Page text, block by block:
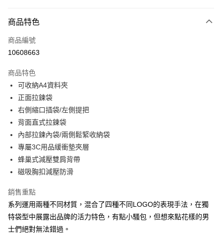
信用卡一次付款
超商取貨付款
Apple Pay
街口支付
悠遊付
大哥付你分期
相關說明
【大哥付你分期使用說明】
1.本服務由台灣大哥大提供，台灣大哥大用戶可立即使用無須另外申請。
流程，驗證手機門號後，選擇欲分期的期數、繳款截止日，確認付款後即完
成交易。
3.實際核准額度、可分期數及費用金額請依後續交易確認頁面所載為準。
4.訂單成立30分鐘內，如未前往確認交易或遇審核未通過，訂單將自動取
法說明評估內容。
AFTEE先享後付
【關於「AFTEE先享後付」】
AFTEE先享後付是「在收到商品之後才付款」的支付方式。 讓您購物簡單
便利好安心！
１．簡單：不需註冊會員、不需綁卡、不需儲值。
２．便利：只要手機號碼，簡訊認證，即可結帳。
商品特色
商品編號
10608663
商品特色
可收納A4資料夾
正面拉鍊袋
右側縮口插袋/左側提把
背面直式拉鍊袋
內部拉鍊內袋/兩側鬆緊收納袋
專屬3C用品緩衝墊夾層
蜂巢式減壓雙肩背帶
磁吸胸扣減壓防滑
銷售重點
系列運用兩種不同材質，混合了四種不同LOGO的表現手法，在獨
特袋型中展露出品牌的活力特色，有點小騷包，但想來點花樣的男
士們絕對無法錯過。